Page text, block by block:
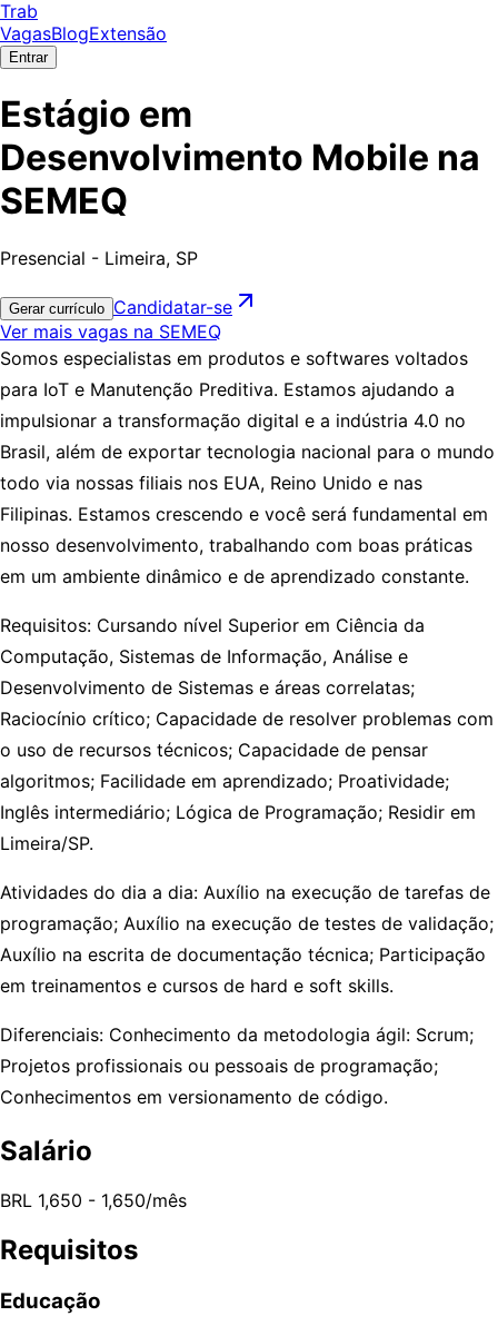
Trab
VagasBlogExtensão
Entrar
Estágio em
Desenvolvimento Mobile na
SEMEQ
Presencial - Limeira, SP
Gerar currículo Candidatar-se
Ver mais vagas na SEMEQ
Somos especialistas em produtos e softwares voltados
para IoT e Manutenção Preditiva. Estamos ajudando a
impulsionar a transformação digital e a indústria 4.0 no
Brasil, além de exportar tecnologia nacional para o mundo
todo via nossas filiais nos EUA, Reino Unido e nas
Filipinas. Estamos crescendo e você será fundamental em
nosso desenvolvimento, trabalhando com boas práticas
em um ambiente dinâmico e de aprendizado constante.
Requisitos: Cursando nível Superior em Ciência da
Computação, Sistemas de Informação, Análise e
Desenvolvimento de Sistemas e áreas correlatas;
Raciocínio crítico; Capacidade de resolver problemas com
o uso de recursos técnicos; Capacidade de pensar
algoritmos; Facilidade em aprendizado; Proatividade;
Inglês intermediário; Lógica de Programação; Residir em
Limeira/SP.
Atividades do dia a dia: Auxílio na execução de tarefas de
programação; Auxílio na execução de testes de validação;
Auxílio na escrita de documentação técnica; Participação
em treinamentos e cursos de hard e soft skills.
Diferenciais: Conhecimento da metodologia ágil: Scrum;
Projetos profissionais ou pessoais de programação;
Conhecimentos em versionamento de código.
Salário
BRL 1,650 - 1,650/mês
Requisitos
Educação